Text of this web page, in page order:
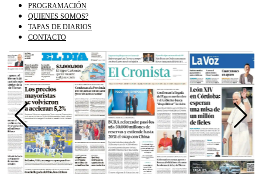
PROGRAMACIÓN
QUIENES SOMOS?
TAPAS DE DIARIOS
CONTACTO